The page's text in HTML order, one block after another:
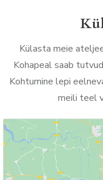
Külasta meie
Kohapeal saab
Kohtumine lepi
meili teel